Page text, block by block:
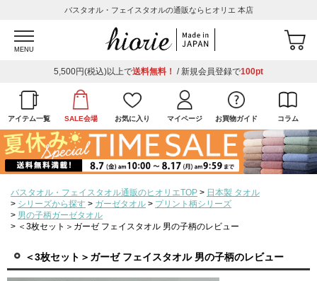
バスタオル・フェイスタオルの通販ならヒオリエ 本店
MENU
5,500円(税込)以上で送料無料！ / 新規会員登録で100pt
アイテム一覧 SALE会場 お気に入り マイページ お買物ガイド コラム
バスタオル・フェイスタオル通販のヒオリエTOP
日本製 タオル
シリーズから探す
ガーゼタオル
プリント柄シリーズ
男の子柄ガーゼタオル
＜3枚セット＞ガーゼ フェイスタオル 男の子柄のレビュー
＜3枚セット＞ガーゼ フェイスタオル 男の子柄のレビュー